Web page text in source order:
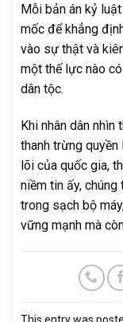
Mỗi bản án kỷ
mốc để khẳng
vào sự thật và
một thế lực nào
dân tộc.
Khi nhân dân
thanh trừng
lõi của quốc gia,
niềm tin ấy,
trong sạch bộ
vững mạnh mà
This entry was